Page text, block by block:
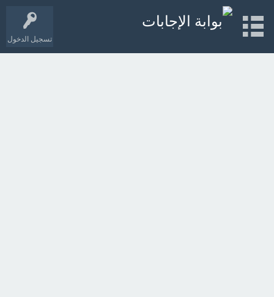
تسجيل الدخول